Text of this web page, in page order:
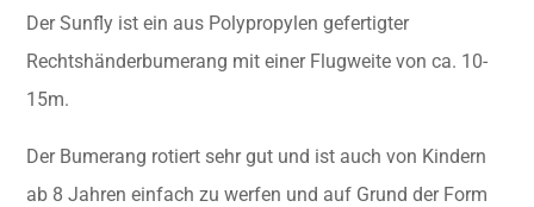
Der Sunfly ist ein aus Polypropylen gefertigter
Rechtshänderbumerang mit einer Flugweite von ca. 10-
15m.
Der Bumerang rotiert sehr gut und ist auch von Kindern
ab 8 Jahren einfach zu werfen und auf Grund der Form